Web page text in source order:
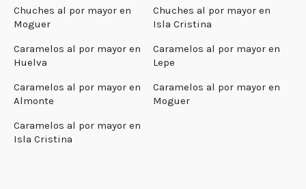
Chuches al por mayor en
Moguer
Chuches al por mayor en
Isla Cristina
Caramelos al por mayor en
Huelva
Caramelos al por mayor en
Lepe
Caramelos al por mayor en
Almonte
Caramelos al por mayor en
Moguer
Caramelos al por mayor en
Isla Cristina